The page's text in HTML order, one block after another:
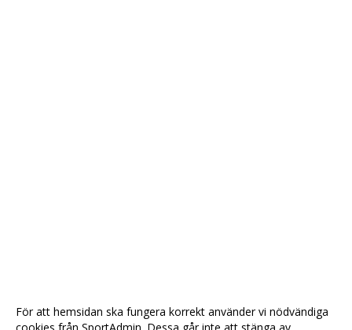
För att hemsidan ska fungera korrekt använder vi nödvändiga